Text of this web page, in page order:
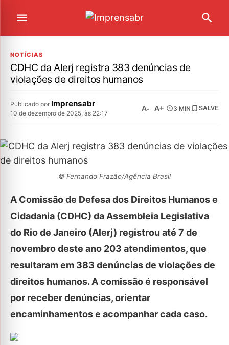
NOTÍCIAS
CDHC da Alerj registra 383 denúncias de
violações de direitos humanos
Publicado por Imprensabr
10 de dezembro de 2025, às 22:17
A- A+ 3 MIN SALVE
© Fernando Frazão/Agência Brasil
A Comissão de Defesa dos Direitos Humanos e
Cidadania (CDHC) da Assembleia Legislativa
do Rio de Janeiro (Alerj) registrou até 7 de
novembro deste ano 203 atendimentos, que
resultaram em 383 denúncias de violações de
direitos humanos. A comissão é responsável
por receber denúncias, orientar
encaminhamentos e acompanhar cada caso.